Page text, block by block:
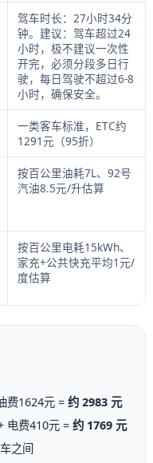
驾车时长：27小时34分
钟。建议：驾车超过24
小时，极不建议一次性
开完，必须分段多日行
驶，每日驾驶不超过6-8
小时，确保安全。
一类客车标准，ETC约
1291元（95折）
按百公里油耗7L、92号
汽油8.5元/升估算
按百公里电耗15kWh、
家充+公共快充平均1元/
度估算
费1624元 = 约 2983 元
电费410元 = 约 1769 元
之间